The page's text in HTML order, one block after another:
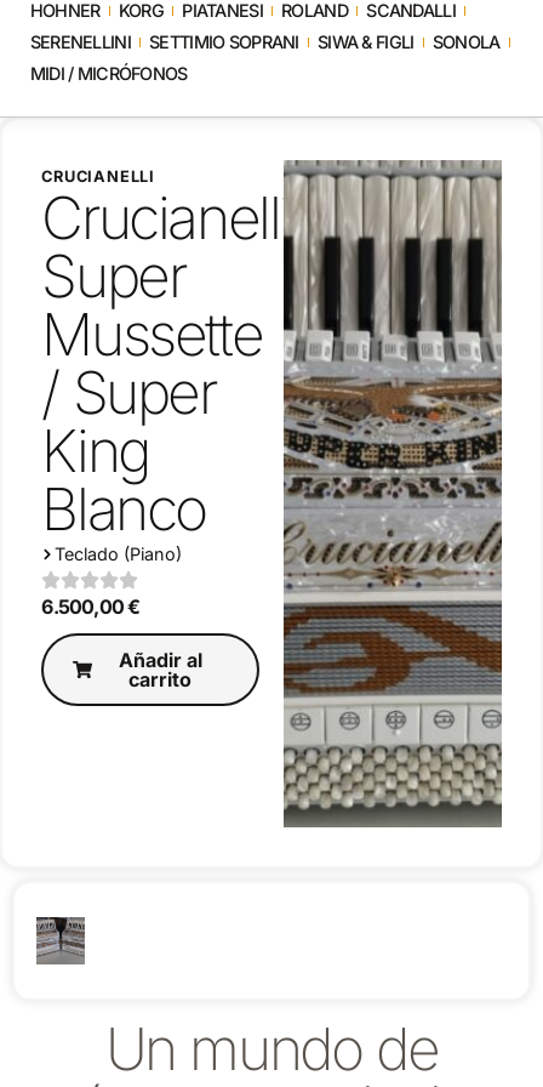
HOHNER KORG PIATANESI ROLAND
SCANDALLI
SERENELLINI
SETTIMIO SOPRANI SIWA & FIGLI
SONOLA
MIDI / MICRÓFONOS
CRUCIANELLI
Crucianelli
Super
Mussette
/ Super
King
Blanco
Teclado (Piano)
6.500,00€
Añadir al
carrito
Un mundo de